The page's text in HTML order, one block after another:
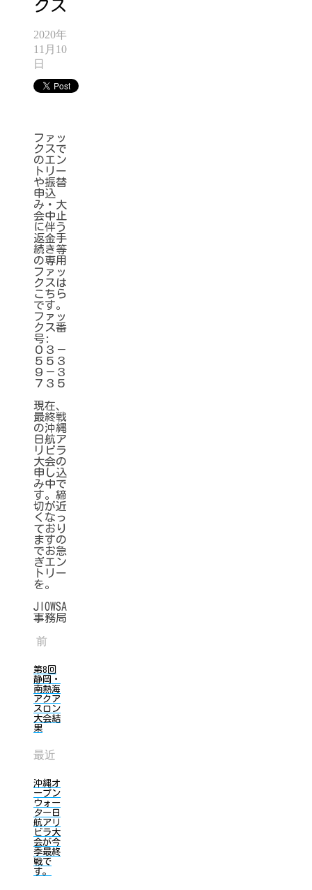
クス
2020年
11月10
日
ファッ
クスで
のエン
トリー
や振替
申込
み・大
会中止
に伴う
返金手
続き等
の専用
ファッ
クスは
こちら
です。
ファッ
クス番
号:
０３－
５５３
９－３
７３５
現在、
最終戦
の沖縄
日航ア
リビラ
大会の
申し込
み中で
す。締
切が近
くなっ
ており
ますの
でお急
ぎエン
トリー
を。
JIOWSA
事務局
前
第8回
静岡・
南熱海
アクア
スロン
大会結
果
最近
沖縄オ
ープン
ウォー
ター日
航アリ
ビラ大
会が今
季最終
戦で
す。